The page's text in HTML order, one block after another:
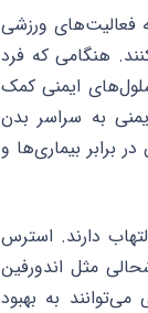
فعالیت‌های ورزشی
هنگامی که فرد
ایمنی کمک
به سراسر بدن
برابر بیماری‌ها و
دارند. استرس
مثل اندورفین
به بهبود